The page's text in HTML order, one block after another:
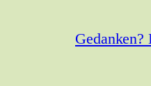
Gedanken?